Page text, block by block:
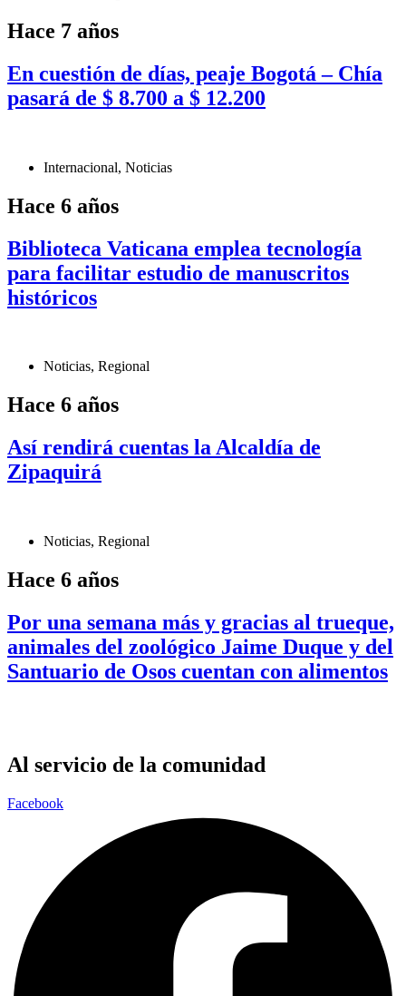
Hace 7 años
En cuestión de días, peaje Bogotá – Chía
pasará de $ 8.700 a $ 12.200
Internacional, Noticias
Hace 6 años
Biblioteca Vaticana emplea tecnología
para facilitar estudio de manuscritos
históricos
Noticias, Regional
Hace 6 años
Así rendirá cuentas la Alcaldía de
Zipaquirá
Noticias, Regional
Hace 6 años
Por una semana más y gracias al trueque,
animales del zoológico Jaime Duque y del
Santuario de Osos cuentan con alimentos
Al servicio de la comunidad
Facebook